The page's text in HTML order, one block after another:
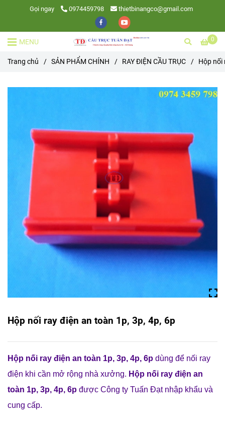
Gọi ngay 0974459798 thietbinangco@gmail.com
0
MENU
Trang chủ / SẢN PHẨM CHÍNH / RAY ĐIỆN CẦU TRỤC / Hộp nối
Hộp nối ray điện an toàn 1p, 3p, 4p, 6p
Hộp nối ray điện an toàn 1p, 3p, 4p, 6p dùng để nối ray
điện khi cần mở rộng nhà xưởng. Hộp nối ray điện an
toàn 1p, 3p, 4p, 6p được Công ty Tuấn Đạt nhập khẩu và
cung cấp.